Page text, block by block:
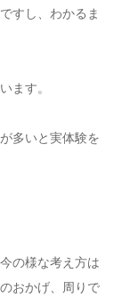
すし、わかるま
ます。
多いと実体験を
の様な考え方は
おかげ、周りで